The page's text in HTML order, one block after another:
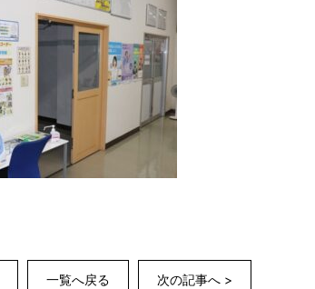
一覧へ戻る 次の記事へ >